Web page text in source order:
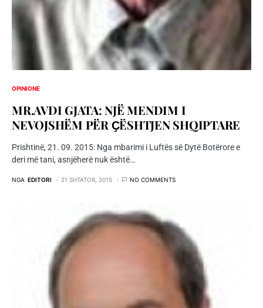
OPINIONE
MR.AVDI GJATA: NJË MENDIM I
NEVOJSHËM PËR ҪËSHTJEN SHQIPTARE
Prishtinë, 21. 09. 2015: Nga mbarimi i Luftës së Dytë Botërore e
deri më tani, asnjëherë nuk është…
NGA EDITORI 21 SHTATOR, 2015 NO COMMENTS